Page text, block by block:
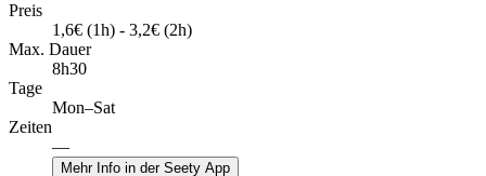
Preis
1,6€ (1h) - 3,2€ (2h)
Max. Dauer
8h30
Tage
Mon–Sat
Zeiten
—
Mehr Info in der Seety App